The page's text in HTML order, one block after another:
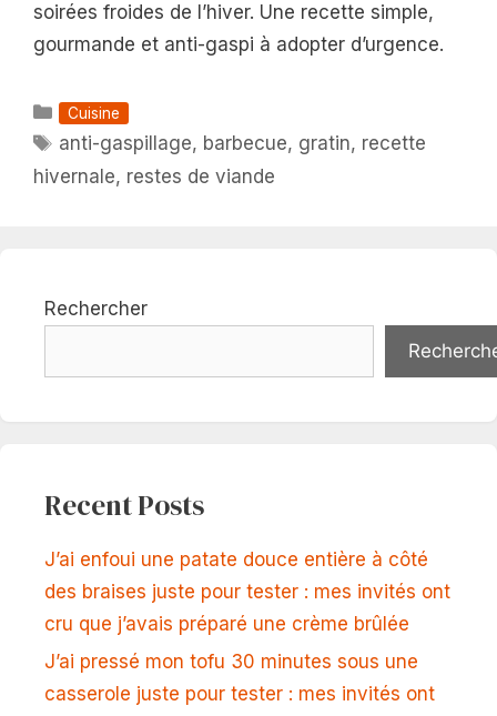
soirées froides de l’hiver. Une recette simple,
gourmande et anti-gaspi à adopter d’urgence.
Catégories
Cuisine
Étiquettes
anti-gaspillage, barbecue, gratin, recette
hivernale, restes de viande
Rechercher
Recent Posts
J’ai enfoui une patate douce entière à côté
des braises juste pour tester : mes invités ont
cru que j’avais préparé une crème brûlée
J’ai pressé mon tofu 30 minutes sous une
casserole juste pour tester : mes invités ont